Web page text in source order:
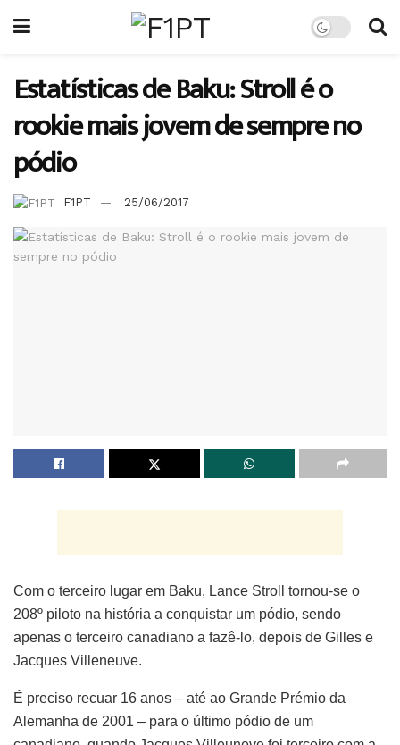
Estatísticas de Baku: Stroll é o
rookie mais jovem de sempre no
pódio
F1PT 25/06/2017
Com o terceiro lugar em Baku, Lance Stroll tornou-se o
208º piloto na história a conquistar um pódio, sendo
apenas o terceiro canadiano a fazê-lo, depois de Gilles e
Jacques Villeneuve.
É preciso recuar 16 anos – até ao Grande Prémio da
Alemanha de 2001 – para o último pódio de um